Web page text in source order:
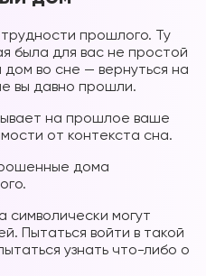
прошлого. Ту
была для вас не простой
дом во сне — вернуться на
вы давно прошли.
на прошлое ваше
от контекста сна.
дома
могут
Пытаться войти в такой
узнать что-либо о
информацию во
более 100000
практик, с
с первых дней.
чтобы получить